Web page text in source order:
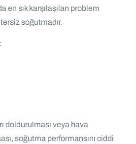
en sık karşılaşılan problem
soğutmadır.
doldurulması veya hava
soğutma performansını ciddi